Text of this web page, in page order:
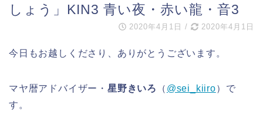
しょう」KIN3 青い夜・赤い龍・音3
2020年4月1日 / 2020年4月1日
今日もお越しくださり、ありがとうございます。
マヤ暦アドバイザー・ 星野きいろ （ @sei_kiiro）で
す。